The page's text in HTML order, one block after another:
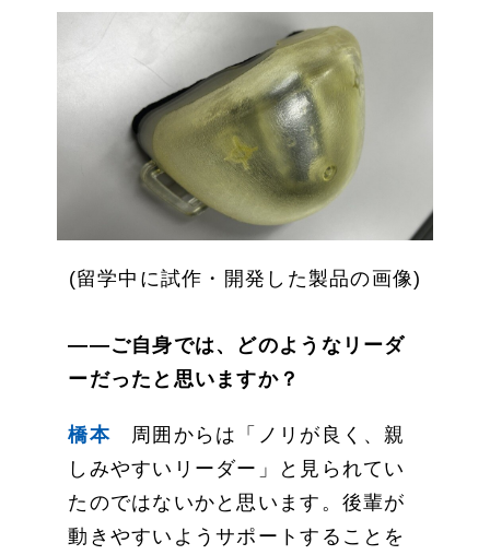
(留学中に試作・開発した製品の画像)
——ご自身では、どのようなリーダ
ーだったと思いますか？
橋本周囲からは「ノリが良く、親
しみやすいリーダー」と見られてい
たのではないかと思います。後輩が
動きやすいようサポートすることを